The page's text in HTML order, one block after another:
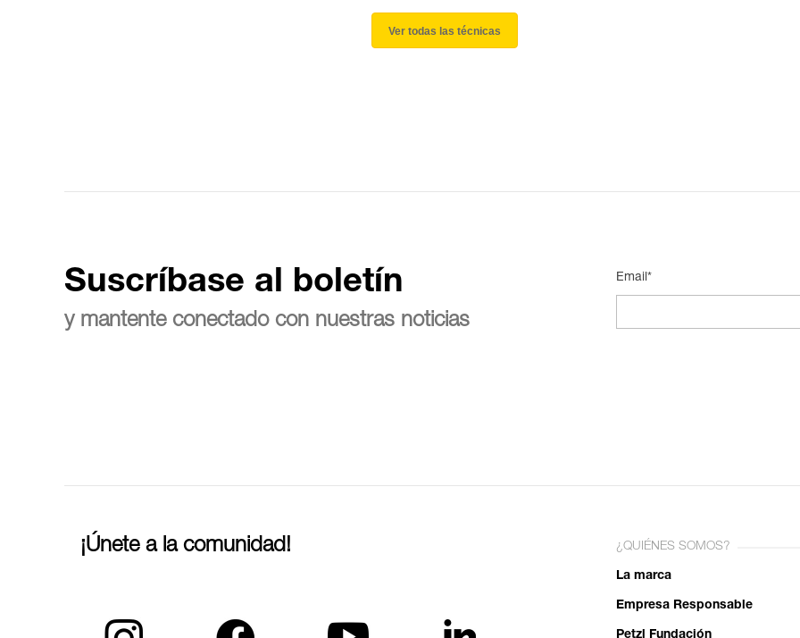
Ver todas las técnicas
Suscríbase al boletín
y mantente conectado con nuestras noticias
Email*
¡Únete a la comunidad! ¿QUIÉNES SOMOS?
La marca
Empresa Responsable